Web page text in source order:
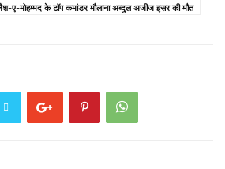
ए-मोहम्मद के टॉप कमांडर मौलाना अब्दुल अजीज इसर की मौत